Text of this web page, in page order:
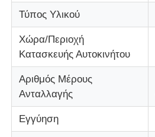
Αρχική Σελίδα
Προϊόντα
Τύπος Υλικού
Χώρα/Περιοχή
Κατασκευής Αυτοκινήτου
Αριθμός Μέρους
Ανταλλαγής
Εγγύηση